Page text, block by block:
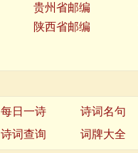
贵州省邮编
陕西省邮编
每日一诗 诗词名句
诗词查询 词牌大全